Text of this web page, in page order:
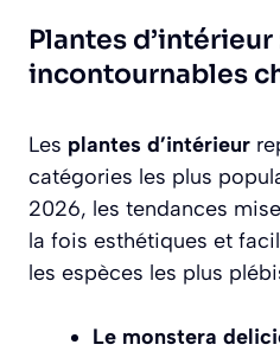
Plantes d’intérieur
incontournables
Les plantes d’intérieur
catégories les plus
2026, les tendances
la fois esthétiques et
les espèces les plus
Le monstera